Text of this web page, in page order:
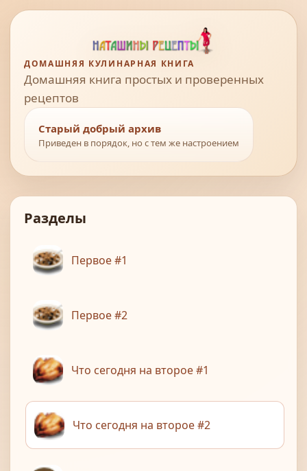
ДОМАШНЯЯ КУЛИНАРНАЯ КНИГА
Домашняя книга простых и проверенных
рецептов
Старый добрый архив
Приведен в порядок, но с тем же настроением
Разделы
Первое #1
Первое #2
Что сегодня на второе #1
Что сегодня на второе #2